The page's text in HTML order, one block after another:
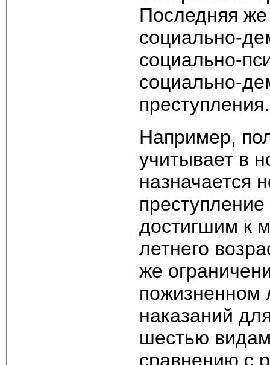
Последняя же
социально-
социально-
социально-
преступления.
Например,
учитывает в
назначается
достигшим к
летнего
же
пожизненном
наказаний
шестью
сравнению с